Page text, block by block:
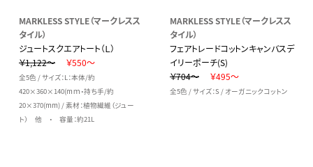
MARKLESS STYLE（マークレスス
タイル）
ジュートスクエアトート（Ｌ）
￥1,122～
￥550～
全5色 / サイズ：L：本体/約
420×360×140(mｍ・持ち手/約
20×370(mm) / 素材：植物繊維（ジュー
ト） 他 ・ 容量：約21L
MARKLESS STYLE（マークレスス
タイル）
フェアトレードコットンキャンバスデ
イリーポーチ(S)
￥704～
￥495～
全5色 / サイズ：S / オーガニックコットン